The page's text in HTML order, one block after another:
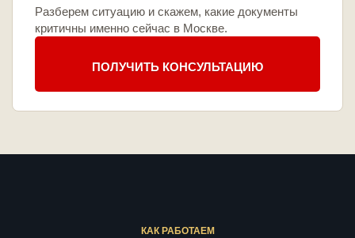
Разберем ситуацию и скажем, какие документы
критичны именно сейчас в Москве.
ПОЛУЧИТЬ КОНСУЛЬТАЦИЮ
КАК РАБОТАЕМ